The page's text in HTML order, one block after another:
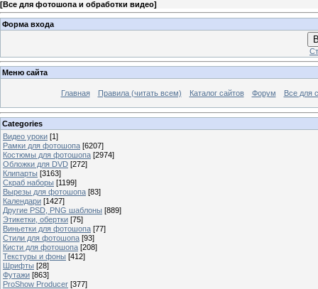
[Все для фотошопа и обработки видео]
Форма входа
Меню сайта
Главная Правила (читать всем) Каталог сайтов Форум Все для
Categories
Видео уроки [1]
Рамки для фотошопа [6207]
Костюмы для фотошопа [2974]
Обложки для DVD [272]
Клипарты [3163]
Скраб наборы [1199]
Вырезы для фотошопа [83]
Календари [1427]
Другие PSD, PNG шаблоны [889]
Этикетки, обертки [75]
Виньетки для фотошопа [77]
Стили для фотошопа [93]
Кисти для фотошопа [208]
Текстуры и фоны [412]
Шрифты [28]
Футажи [863]
ProShow Producer [377]